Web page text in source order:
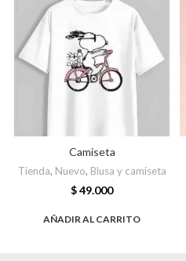
Camiseta
Tienda, Nuevo, Blusa y camiseta
$49.000
AÑADIR AL CARRITO